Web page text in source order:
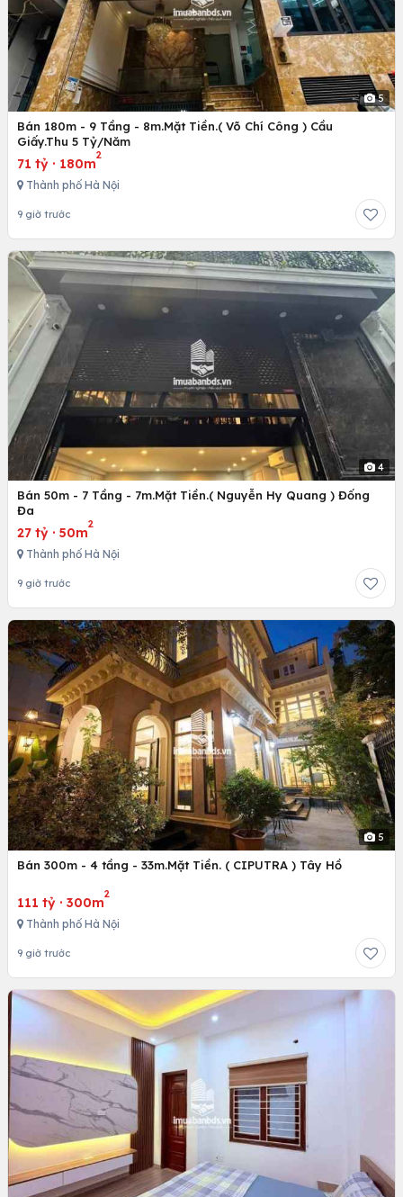
5
Bán 180m - 9 Tầng - 8m.Mặt Tiền.( Võ Chí Công ) Cầu
Giấy.Thu 5 Tỷ/Năm
71 tỷ · 180m
2
Thành phố Hà Nội
9 giờ trước
4
Bán 50m - 7 Tầng - 7m.Mặt Tiền.( Nguyễn Hy Quang ) Đống
Đa
27 tỷ · 50m
2
Thành phố Hà Nội
9 giờ trước
5
Bán 300m - 4 tầng - 33m.Mặt Tiền. ( CIPUTRA ) Tây Hồ
111 tỷ · 300m
2
Thành phố Hà Nội
9 giờ trước